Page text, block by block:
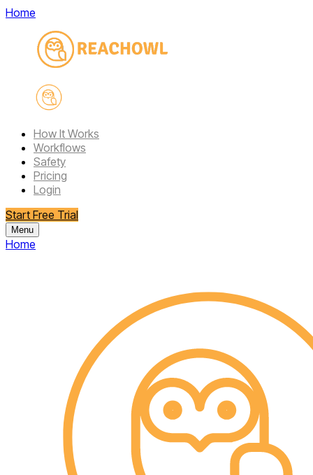
Home
How It Works
Workflows
Safety
Pricing
Login
Start Free Trial
Menu
Home